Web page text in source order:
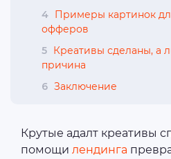
4 Примеры картинок
офферов
5 Креативы сделаны, а
причина
6 Заключение
Крутые адалт креативы
помощи лендинга